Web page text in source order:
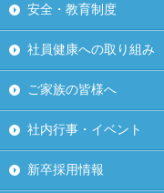
安全・教育制度
社員健康への取り組み
ご家族の皆様へ
社内行事・イベント
新卒採用情報